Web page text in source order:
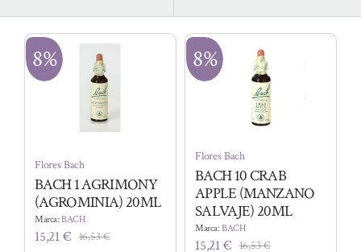
8%
Flores Bach
BACH 1 AGRIMONY
(AGROMINIA) 20ML
Marca:BACH
16,53€El
15,21€
El
8%
Flores Bach
BACH 10 CRAB
APPLE (MANZANO
SALVAJE) 20ML
Marca:BACH
16,53€
15,21€